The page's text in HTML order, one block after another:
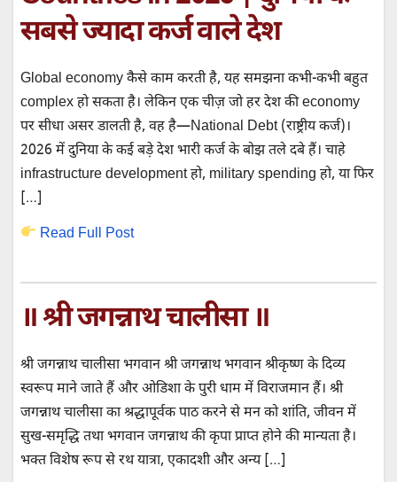
सबसे ज्यादा कर्ज वाले देश
Global economy कैसे काम करती है, यह समझना कभी-कभी बहुत
complex हो सकता है। लेकिन एक चीज़ जो हर देश की economy
पर सीधा असर डालती है, वह है—National Debt (राष्ट्रीय कर्ज)।
2026 में दुनिया के कई बड़े देश भारी कर्ज के बोझ तले दबे हैं। चाहे
infrastructure development हो, military spending हो, या फिर
[…]
Read Full Post
॥ श्री जगन्नाथ चालीसा ॥
श्री जगन्नाथ चालीसा भगवान श्री जगन्नाथ भगवान श्रीकृष्ण के दिव्य
स्वरूप माने जाते हैं और ओडिशा के पुरी धाम में विराजमान हैं। श्री
जगन्नाथ चालीसा का श्रद्धापूर्वक पाठ करने से मन को शांति, जीवन में
सुख-समृद्धि तथा भगवान जगन्नाथ की कृपा प्राप्त होने की मान्यता है।
भक्त विशेष रूप से रथ यात्रा, एकादशी और अन्य […]